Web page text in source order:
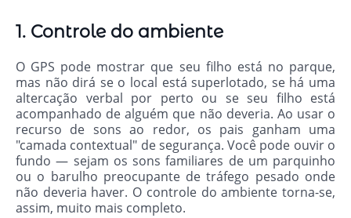
1. Controle do ambiente
O GPS pode mostrar que seu filho está no parque,
mas não dirá se o local está superlotado, se há uma
altercação verbal por perto ou se seu filho está
acompanhado de alguém que não deveria. Ao usar o
recurso de sons ao redor, os pais ganham uma
"camada contextual" de segurança. Você pode ouvir o
fundo — sejam os sons familiares de um parquinho
ou o barulho preocupante de tráfego pesado onde
não deveria haver. O controle do ambiente torna-se,
assim, muito mais completo.